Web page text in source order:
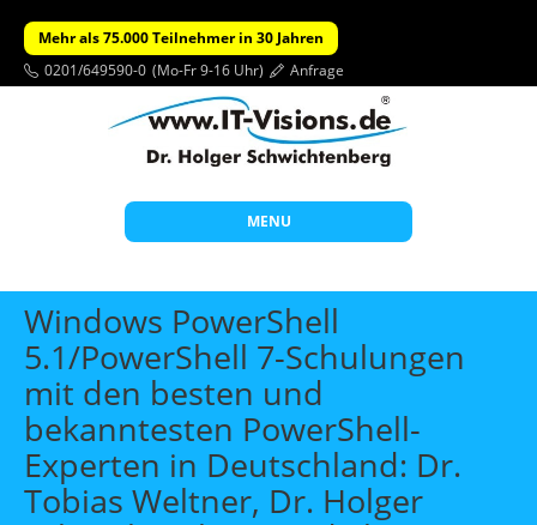
Mehr als 75.000 Teilnehmer in 30 Jahren
0201/649590-0 (Mo-Fr 9-16 Uhr) Anfrage
MENU
Start
Themen
Beratung
Individuelle Schulungen
Offene Seminare
Wissen
Windows PowerShell
5.1/PowerShell 7-Schulungen
mit den besten und
bekanntesten PowerShell-
Experten in Deutschland: Dr.
Tobias Weltner, Dr. Holger